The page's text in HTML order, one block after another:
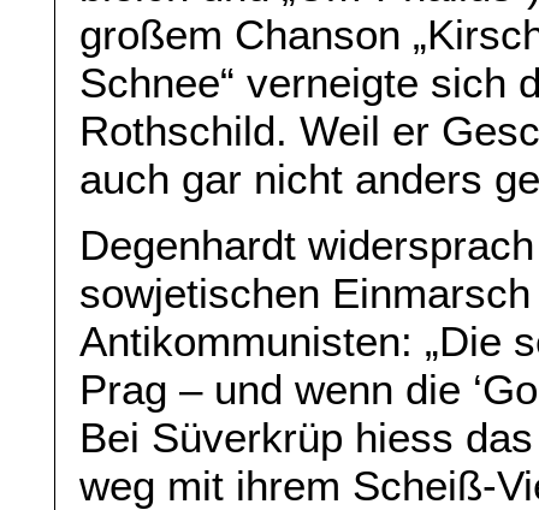
großem Chanson
Schnee“ verneigte sich
Rothschild. Weil er
auch gar nicht anders
Degenhardt
sowjetischen
Antikommunisten: „Die
Prag – und wenn die
Bei Süverkrüp hiess
weg mit ihrem Scheiß-